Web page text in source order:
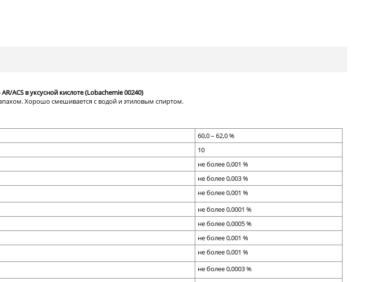
ACS в уксусной кислоте (Lobachemie 00240)
Хорошо смешивается с водой и этиловым спиртом.
60,0 – 62,0 %
10
не более 0,001 %
не более 0,003%
не более 0,001 %
не более 0,0001 %
не более 0,0005%
не более0,001 %
не более0,001 %
не более 0,0003 %